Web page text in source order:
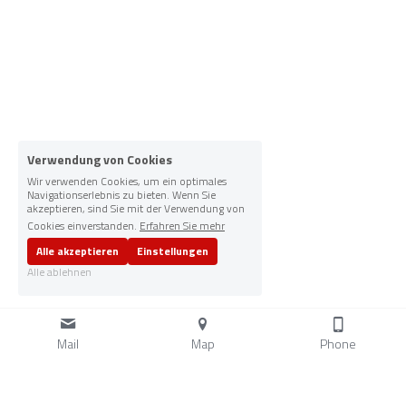
Mail Map Phone
Verwendung von Cookies
Wir verwenden Cookies, um ein optimales
Navigationserlebnis zu bieten. Wenn Sie
akzeptieren, sind Sie mit der Verwendung von
Cookies einverstanden. Erfahren Sie mehr
Alle akzeptieren
Einstellungen
Alle ablehnen